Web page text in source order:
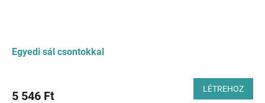
Egyedi sál csontokkal
5 546 Ft LÉTREHOZ